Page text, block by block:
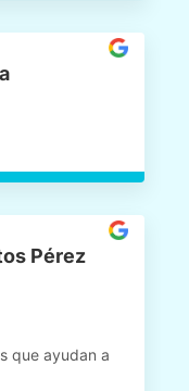
Pérez
que ayudan a